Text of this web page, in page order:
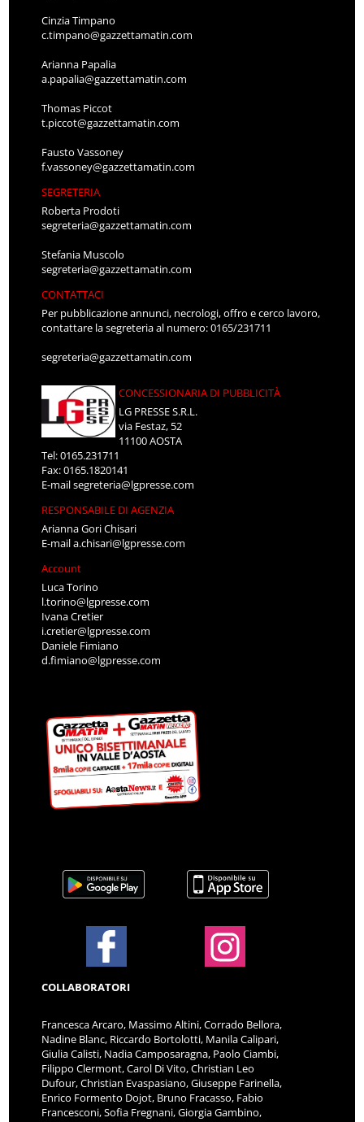
Cinzia Timpano
c.timpano@gazzettamatin.com
Arianna Papalia
a.papalia@gazzettamatin.com
Thomas Piccot
t.piccot@gazzettamatin.com
Fausto Vassoney
f.vassoney@gazzettamatin.com
SEGRETERIA
Roberta Prodoti
segreteria@gazzettamatin.com
Stefania Muscolo
segreteria@gazzettamatin.com
CONTATTACI
Per pubblicazione annunci, necrologi, offro e cerco lavoro,
contattare la segreteria al numero: 0165/231711
segreteria@gazzettamatin.com
CONCESSIONARIA DI PUBBLICITÀ
LG PRESSE S.R.L.
via Festaz, 52
11100 AOSTA
Tel: 0165.231711
Fax: 0165.1820141
E-mailsegreteria@lgpresse.com
RESPONSABILE DI AGENZIA
Arianna Gori Chisari
E-maila.chisari@lgpresse.com
Account
Luca Torino
l.torino@lgpresse.com
Ivana Cretier
i.cretier@lgpresse.com
Daniele Fimiano
d.fimiano@lgpresse.com
COLLABORATORI
Francesca Arcaro, Massimo Altini, Corrado Bellora,
Nadine Blanc, Riccardo Bortolotti, Manila Calipari,
Giulia Calisti, Nadia Camposaragna, Paolo Ciambi,
Filippo Clermont, Carol Di Vito, Christian Leo
Dufour, Christian Evaspasiano, Giuseppe Farinella,
Enrico Formento Dojot, Bruno Fracasso, Fabio
Francesconi, Sofia Fregnani, Giorgia Gambino,